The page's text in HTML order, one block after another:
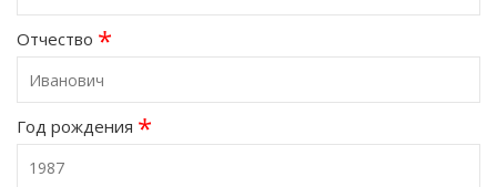
Отчество *
Год рождения *